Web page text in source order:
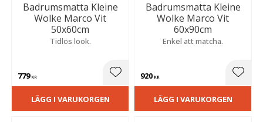
Badrumsmatta Kleine
Wolke Marco Vit
50x60cm
Tidlös look.
779KR Lägg till i favoriter
LÄGG I VARUKORGEN
Badrumsmatta Kleine
Wolke Marco Vit
60x90cm
Enkel att matcha.
920 KR
LÄGG I VARUKORGEN